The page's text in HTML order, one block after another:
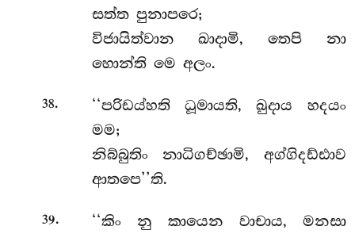
සත්ත පුනාපරෙ;
විජායිත්වාන ඛාදාමි, තෙපි නා
හොන්ති මෙ අලං.
38.
‘‘පරිඩය්හති ධූමායති, ඛුදාය හදයං
මම;
නිබ්බුතිං නාධිගච්ඡාමි, අග්ගිදඩ්ඪාව
ආතපෙ’’ති.
39. ‘‘කිං නු කායෙන වාචාය, මනසා